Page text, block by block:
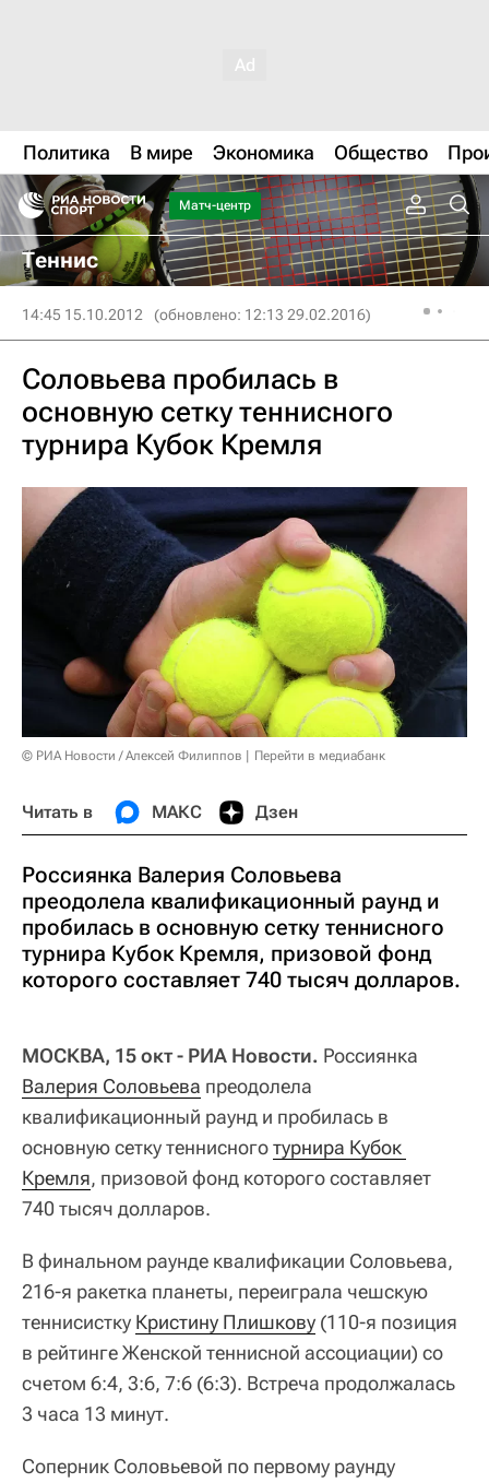
Политика В мире Экономика Общество
Матч-центр
Теннис
14:45 15.10.2012 (обновлено: 12:13 29.02.2016)
Соловьева пробилась в
основную сетку теннисного
турнира Кубок Кремля
© РИА Новости / Алексей Филиппов Перейти в медиабанк
Читать в МАКС Дзен
Россиянка Валерия Соловьева
преодолела квалификационный раунд и
пробилась в основную сетку теннисного
турнира Кубок Кремля, призовой фонд
которого составляет 740 тысяч долларов.
МОСКВА, 15 окт - РИА Новости. Россиянка
Валерия Соловьева преодолела
квалификационный раунд и пробилась в
основную сетку теннисноготурнира Кубок
Кремля, призовой фонд которого составляет
740 тысяч долларов.
В финальном раунде квалификации Соловьева,
216-я ракетка планеты, переиграла чешскую
теннисистку Кристину Плишкову (110-я позиция
в рейтинге Женской теннисной ассоциации) со
счетом 6:4, 3:6, 7:6 (6:3). Встреча продолжалась
3 часа 13 минут.
Соперник Соловьевой по первому раунду